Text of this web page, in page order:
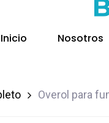
Inicio Nosotros
Overol para